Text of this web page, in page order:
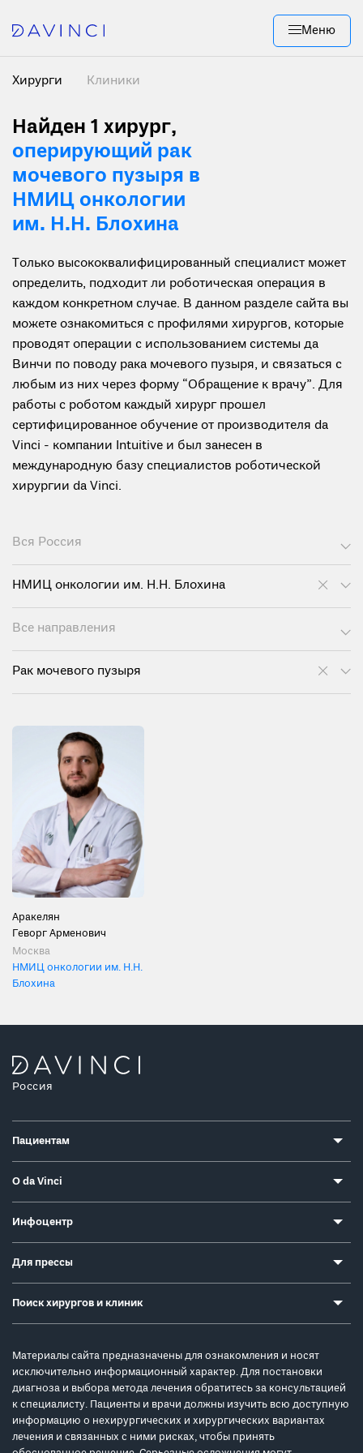
Меню
Хирурги Клиники
Найден 1 хирург,
оперирующий рак
мочевого пузыря в
НМИЦ онкологии
им. Н.Н. Блохина
Только высококвалифицированный специалист может
определить, подходит ли роботическая операция в
каждом конкретном случае. В данном разделе сайта вы
можете ознакомиться с профилями хирургов, которые
проводят операции с использованием системы да
Винчи по поводу рака мочевого пузыря, и связаться с
любым из них через форму “Обращение к врачу”. Для
работы с роботом каждый хирург прошел
сертифицированное обучение от производителя da
Vinci - компании Intuitive и был занесен в
международную базу специалистов роботической
хирургии da Vinci.
Вся Россия
НМИЦ онкологии им. Н.Н. Блохина
Все направления
Рак мочевого пузыря
Аракелян
Геворг Арменович
Москва
НМИЦ онкологии им. Н.Н.
Блохина
Россия
Пациентам
О da Vinci
Инфоцентр
Для прессы
Поиск хирургов и клиник
Материалы сайта предназначены для ознакомления и носят
исключительно информационный характер. Для постановки
диагноза и выбора метода лечения обратитесь за консультацией
к специалисту. Пациенты и врачи должны изучить всю доступную
информацию о нехирургических и хирургических вариантах
лечения и связанных с ними рисках, чтобы принять